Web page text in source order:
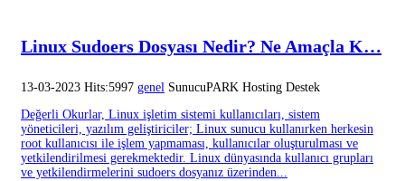
Linux Sudoers Dosyası Nedir? Ne Amaçla K…
13-03-2023 Hits:5997 genel SunucuPARK Hosting Destek
Değerli Okurlar, Linux işletim sistemi kullanıcıları, sistem
yöneticileri, yazılım geliştiriciler; Linux sunucu kullanırken herkesin
root kullanıcısı ile işlem yapmaması, kullanıcılar oluşturulması ve
yetkilendirilmesi gerekmektedir. Linux dünyasında kullanıcı grupları
ve yetkilendirmelerini sudoers dosyanız üzerinden...